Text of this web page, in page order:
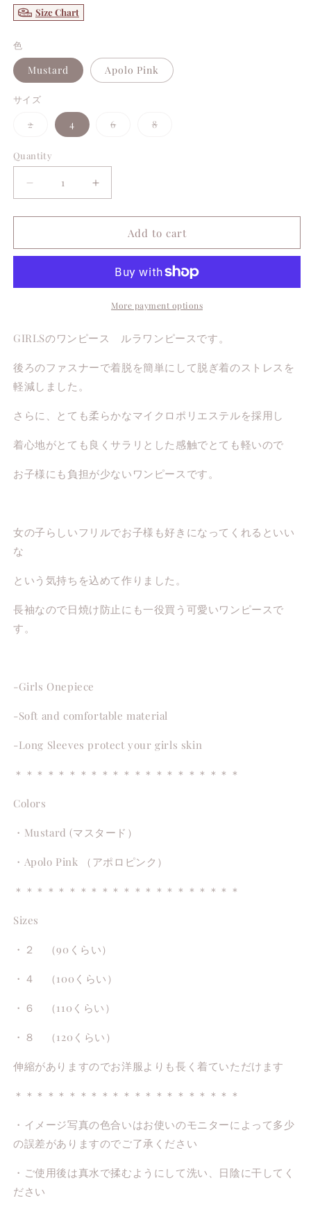
Size Chart
色
Mustard Apolo Pink
サイズ
2Variant
or
unavailable
4 6Variant 8Variant
Quantity
Decrease
Onepiece
Increase
Onepiece
Add to cart
More payment options
GIRLSのワンピース ルラワンピースです。
後ろのファスナーで着脱を簡単にして脱ぎ着のストレスを
軽減しました。
さらに、とても柔らかなマイクロポリエステルを採用し
着心地がとても良くサラリとした感触でとても軽いので
お子様にも負担が少ないワンピースです。
女の子らしいフリルでお子様も好きになってくれるといい
な
という気持ちを込めて作りました。
長袖なので日焼け防止にも一役買う可愛いワンピースで
す。
-Girls Onepiece
-Soft and comfortable material
-Long Sleeves protect your girls skin
＊＊＊＊＊＊＊＊＊＊＊＊＊＊＊＊＊＊＊＊＊
Colors
・Mustard (マスタード）
・Apolo Pink （アポロピンク）
＊＊＊＊＊＊＊＊＊＊＊＊＊＊＊＊＊＊＊＊＊
Sizes
・２ （90くらい）
・４ （100くらい）
・６ （110くらい）
・８ （120くらい）
伸縮がありますのでお洋服よりも長く着ていただけます
＊＊＊＊＊＊＊＊＊＊＊＊＊＊＊＊＊＊＊＊＊
・イメージ写真の色合いはお使いのモニターによって多少
の誤差がありますのでご了承ください
・ご使用後は真水で揉むようにして洗い、日陰に干してく
ださい